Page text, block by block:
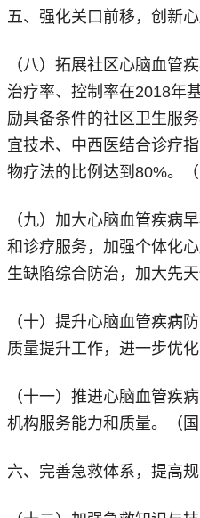
五、强化关口前移，创新
（八）拓展社区心脑血管
治疗率、控制率在2018年
励具备条件的社区卫生服
宜技术、中西医结合诊疗
物疗法的比例达到80%。
（九）加大心脑血管疾病
和诊疗服务，加强个体化
生缺陷综合防治，加大先
（十）提升心脑血管疾病
质量提升工作，进一步优
（十一）推进心脑血管疾
机构服务能力和质量。（
六、完善急救体系，提高